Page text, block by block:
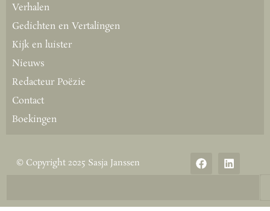
Verhalen
Gedichten en Vertalingen
Kijk en luister
Nieuws
Redacteur Poëzie
Contact
Boekingen
© Copyright 2025 Sasja Janssen